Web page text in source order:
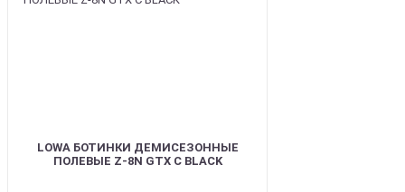
LOWA БОТИНКИ ДЕМИСЕЗОННЫЕ
ПОЛЕВЫЕ Z-8N GTX C BLACK